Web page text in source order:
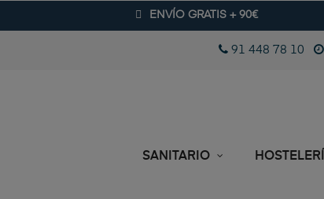
ENVÍO GRATIS + 90€
91 448 78 10
SANITARIO